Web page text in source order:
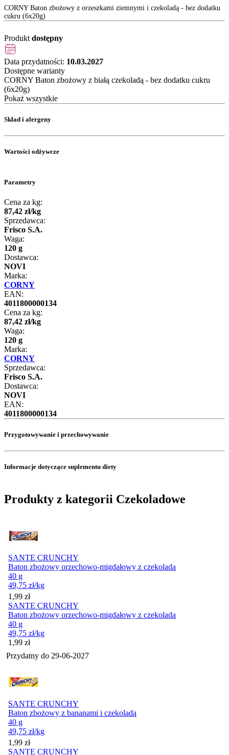
CORNY Baton zbożowy z orzeszkami ziemnymi i czekoladą - bez dodatku
cukru (6x20g)
Produkt dostępny
Data przydatności: 10.03.2027
Dostępne warianty
CORNY Baton zbożowy z białą czekoladą - bez dodatku cukru
(6x20g)
Pokaż wszystkie
Skład i alergeny
Wartości odżywcze
Parametry
Cena za kg:
87,42 zł/kg
Sprzedawca:
Frisco S.A.
Waga:
120 g
Dostawca:
NOVI
Marka:
CORNY
EAN:
4011800000134
Cena za kg:
87,42 zł/kg
Waga:
120 g
Marka:
CORNY
Sprzedawca:
Frisco S.A.
Dostawca:
NOVI
EAN:
4011800000134
Przygotowywanie i przechowywanie
Informacje dotyczące suplementu diety
Produkty z kategorii Czekoladowe
SANTE CRUNCHY
Baton zbożowy orzechowo-migdałowy z czekoladą
40 g
49,75 zł/kg
Cena
1,99 zł
SANTE CRUNCHY
Baton zbożowy orzechowo-migdałowy z czekoladą
40 g
49,75 zł/kg
Cena
1,99 zł
Przydatny do 29-06-2027
SANTE CRUNCHY
Baton zbożowy z bananami i czekoladą
40 g
49,75 zł/kg
Cena
1,99 zł
SANTE CRUNCHY